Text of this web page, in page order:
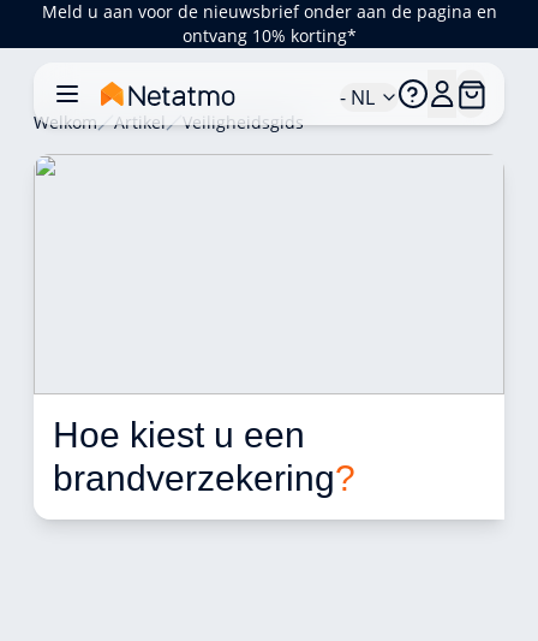
Meld u aan voor de nieuwsbrief onder aan de pagina en
ontvang 10% korting*
- NL
Welkom Artikel Veiligheidsgids
Hoe kiest u een
brandverzekering?